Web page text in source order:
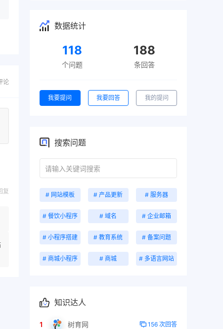
论
复
数据统计
118
个问题
188
条回答
我要提问 我要回答 我的提问
搜索问题
# 网站模板 # 产品更新 # 服务器
# 餐饮小程序 # 域名 # 企业邮箱
# 小程序搭建 # 教育系统 # 备案问题
# 商城小程序 # 商城 # 多语言网站
知识达人
1 树育网 156 次回答